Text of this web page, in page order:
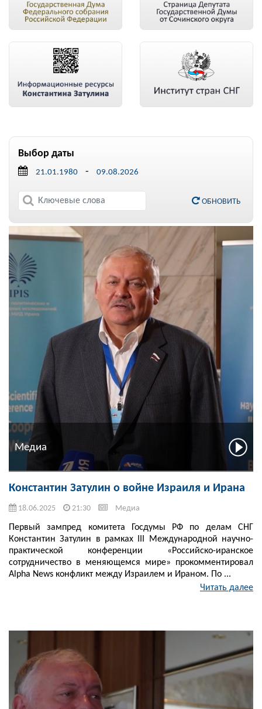
Выбор даты
-
ОБНОВИТЬ
Медиа
Константин Затулин о войне Израиля и Ирана
18.06.2025 21:30 Медиа
Первый зампред комитета Госдумы РФ по делам СНГ
Константин Затулин в рамках III Международной научно-
практической конференции «Российско-иранское
сотрудничество в меняющемся мире» прокомментировал
Alpha News конфликт между Израилем и Ираном. По ...
Читать далее